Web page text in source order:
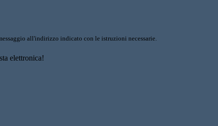
all'indirizzo indicato con le istruzioni necessarie.
elettronica!